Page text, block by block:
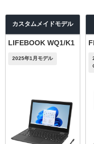
カスタムメイドモデル
LIFEBOOK WQ1/K1
2025年1月モデル